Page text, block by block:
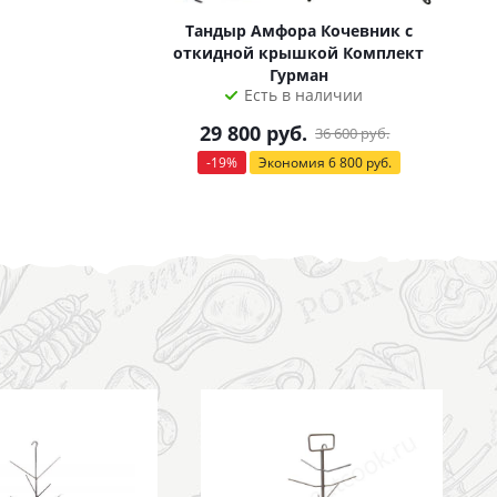
Тандыр Амфора Кочевник с
откидной крышкой Комплект
Гурман
Есть в наличии
29 800 руб. 36 600руб.
-19% Экономия 6 800руб.